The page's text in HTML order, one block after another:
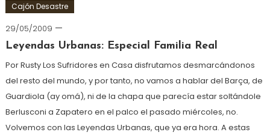
Cajón Desastre
29/05/2009
Leyendas Urbanas: Especial Familia Real
Por Rusty Los Sufridores en Casa disfrutamos desmarcándonos
del resto del mundo, y por tanto, no vamos a hablar del Barça, de
Guardiola (ay omá), ni de la chapa que parecía estar soltándole
Berlusconi a Zapatero en el palco el pasado miércoles, no.
Volvemos con las Leyendas Urbanas, que ya era hora. A estas